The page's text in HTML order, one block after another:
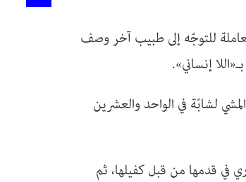
للتوجّه إلى طبيب آخر وصف
إنساني».
لشابّة في الواحد والعشرين
في قدمها من قبل كفيلها، ثم